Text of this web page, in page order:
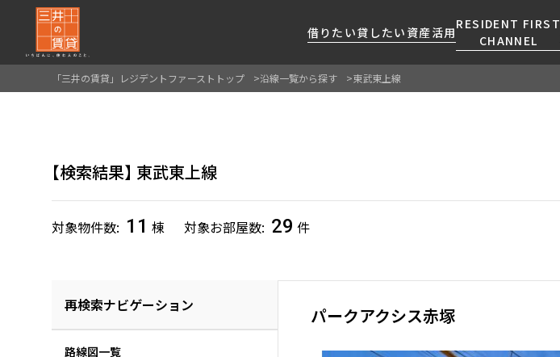
借りたい貸したい 資産活用
RESIDENT FIRST
CHANNEL
ご提供するサービスをご紹介します
くご提案します
新着情報から探す
最適なプランをご提案します
ご相談も承ります
各種サービスをご紹介します
よくあるご質問
社宅紹介
「三井の賃貸」レジデントファーストトップ 沿線一覧から探す 東武東上線
検索結果 東武東上線
対象物件数 11 棟 対象お部屋数 29 件
再検索ナビゲーション
路線図一覧
パークアクシス赤塚